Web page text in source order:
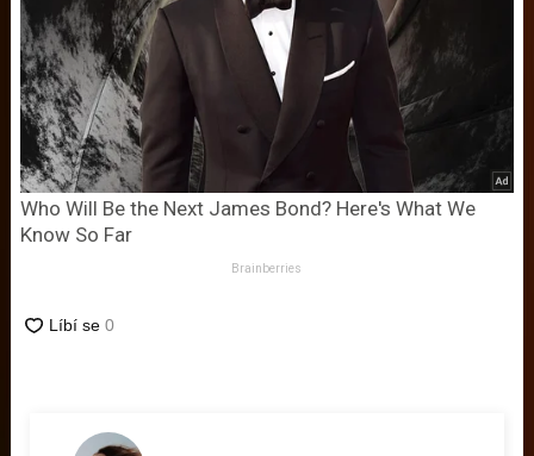
Who Will Be the Next James Bond? Here's What We
Know So Far
Brainberries